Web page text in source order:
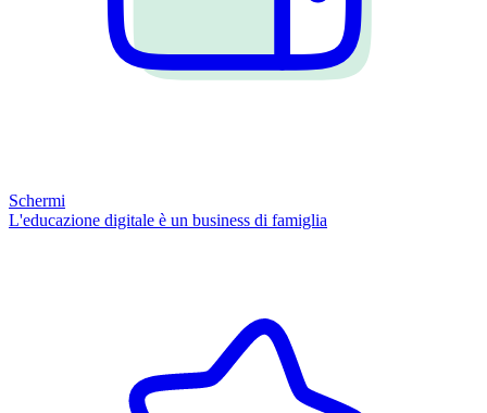
Schermi
L'educazione digitale è un business di famiglia